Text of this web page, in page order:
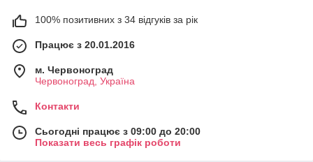
100% позитивних з 34 відгуків за рік
Працює з 20.01.2016
м. Червоноград
Червоноград, Україна
Контакти
Сьогодні працює з 09:00 до 20:00
Показати весь графік роботи